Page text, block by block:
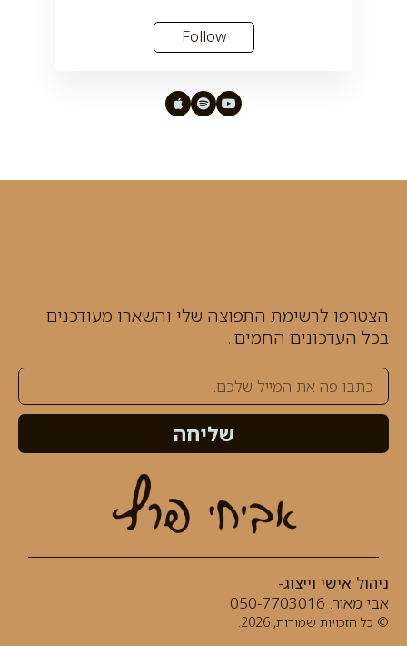
Follow
הצטרפו לרשימת התפוצה שלי והשארו מעודכנים
בכל העדכונים החמים..
שליחה
ניהול אישי וייצוג-
אבי מאור: 050-7703016⁩
© כל הזכויות שמורות, 2026.